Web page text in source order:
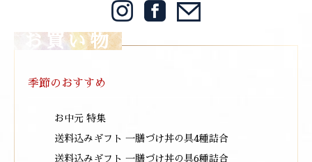
お買い物
季節のおすすめ
お中元 特集
送料込みギフト 一膳づけ丼の具4種詰合
送料込みギフト 一膳づけ丼の具6種詰合